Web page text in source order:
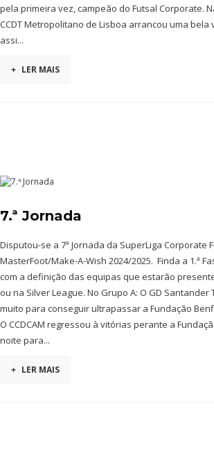
pela primeira vez, campeão do Futsal Corporate.
CCDT Metropolitano de Lisboa arrancou uma
assi...
+ LER MAIS
7.ª Jornada
Disputou-se a 7ª Jornada da SuperLiga Corporate
MasterFoot/Make-A-Wish 2024/2025. Finda a 1.ª
com a definição das equipas que estarão
ou na Silver League. No Grupo A: O GD
muito para conseguir ultrapassar a Fundação
O CCDCAM regressou à vitórias perante a
noite para...
+ LER MAIS